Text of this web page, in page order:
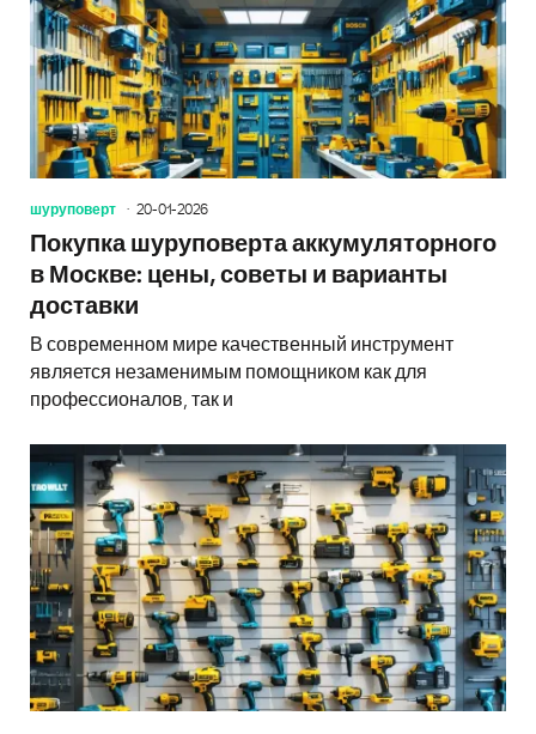
шуруповерт 20-01-2026
Покупка шуруповерта аккумуляторного
в Москве: цены, советы и варианты
доставки
В современном мире качественный инструмент
является незаменимым помощником как для
профессионалов, так и